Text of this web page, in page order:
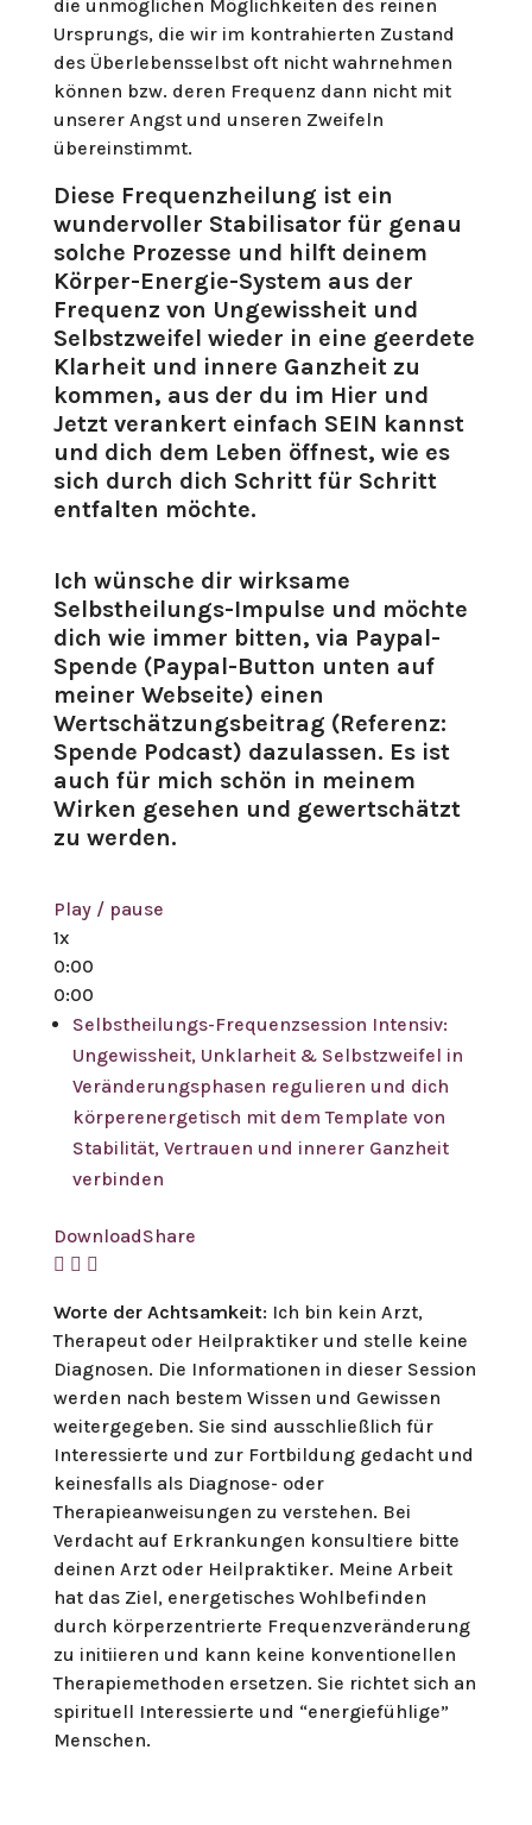
die unmöglichen Möglichkeiten des reinen
Ursprungs, die wir im kontrahierten Zustand
des Überlebensselbst oft nicht wahrnehmen
können bzw. deren Frequenz dann nicht mit
unserer Angst und unseren Zweifeln
übereinstimmt.
Diese Frequenzheilung ist ein
wundervoller Stabilisator für genau
solche Prozesse und hilft deinem
Körper-Energie-System aus der
Frequenz von Ungewissheit und
Selbstzweifel wieder in eine geerdete
Klarheit und innere Ganzheit zu
kommen, aus der du im Hier und
Jetzt verankert einfach SEIN kannst
und dich dem Leben öffnest, wie es
sich durch dich Schritt für Schritt
entfalten möchte.
Ich wünsche dir wirksame
Selbstheilungs-Impulse und möchte
dich wie immer bitten, via Paypal-
Spende (Paypal-Button unten auf
meiner Webseite) einen
Wertschätzungsbeitrag (Referenz:
Spende Podcast) dazulassen. Es ist
auch für mich schön in meinem
Wirken gesehen und gewertschätzt
zu werden.
Play / pause
1x
0:00
0:00
Selbstheilungs-Frequenzsession Intensiv:
Ungewissheit, Unklarheit & Selbstzweifel in
Veränderungsphasen regulieren und dich
körperenergetisch mit dem Template von
Stabilität, Vertrauen und innerer Ganzheit
verbinden
DownloadShare
Worte der Achtsamkeit: Ich bin kein Arzt,
Therapeut oder Heilpraktiker und stelle keine
Diagnosen. Die Informationen in dieser Session
werden nach bestem Wissen und Gewissen
weitergegeben. Sie sind ausschließlich für
Interessierte und zur Fortbildung gedacht und
keinesfalls als Diagnose- oder
Therapieanweisungen zu verstehen. Bei
Verdacht auf Erkrankungen konsultiere bitte
deinen Arzt oder Heilpraktiker. Meine Arbeit
hat das Ziel, energetisches Wohlbefinden
durch körperzentrierte Frequenzveränderung
zu initiieren und kann keine konventionellen
Therapiemethoden ersetzen. Sie richtet sich an
spirituell Interessierte und “energiefühlige”
Menschen.